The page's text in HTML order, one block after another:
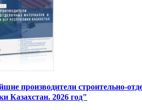
производители строительно-
Казахстан. 2026 год"